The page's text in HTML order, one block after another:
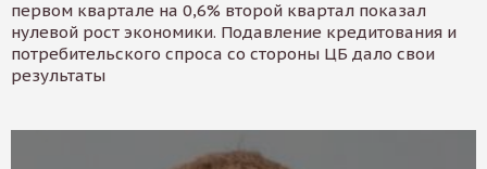
первом квартале на 0,6% второй квартал показал
нулевой рост экономики. Подавление кредитования и
потребительского спроса со стороны ЦБ дало свои
результаты